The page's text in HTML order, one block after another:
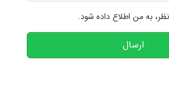
به من اطلاع داده شود.
ارسال